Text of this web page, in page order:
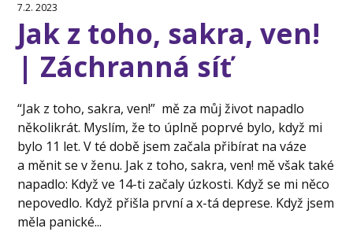
7.2. 2023
Jak z toho, sakra, ven!
| Záchranná síť
“Jak z toho, sakra, ven!” mě za můj život napadlo
několikrát. Myslím, že to úplně poprvé bylo, když mi
bylo 11 let. V té době jsem začala přibírat na váze
a měnit se v ženu. Jak z toho, sakra, ven! mě však také
napadlo: Když ve 14-ti začaly úzkosti. Když se mi něco
nepovedlo. Když přišla první a x-tá deprese. Když jsem
měla panické...